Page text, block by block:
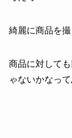
綺麗に商品を撮
商品に対して
ゃないかなっ